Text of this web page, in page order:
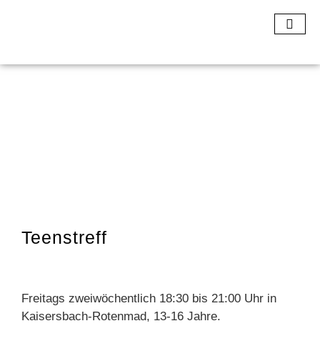
Teenstreff
Freitags zweiwöchentlich 18:30 bis 21:00 Uhr in
Kaisersbach-Rotenmad, 13-16 Jahre.